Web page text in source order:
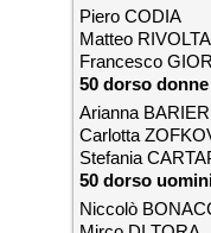
Piero
Matteo
Francesco
50 dorso donne
Arianna
Carlotta
Stefania
50 dorso
Niccolò